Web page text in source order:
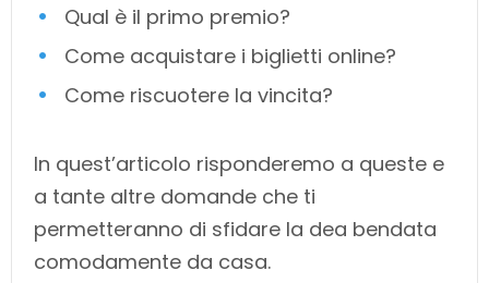
Qual è il primo premio?
Come acquistare i biglietti online?
Come riscuotere la vincita?
In quest’articolo risponderemo a queste e
a tante altre domande che ti
permetteranno di sfidare la dea bendata
comodamente da casa.